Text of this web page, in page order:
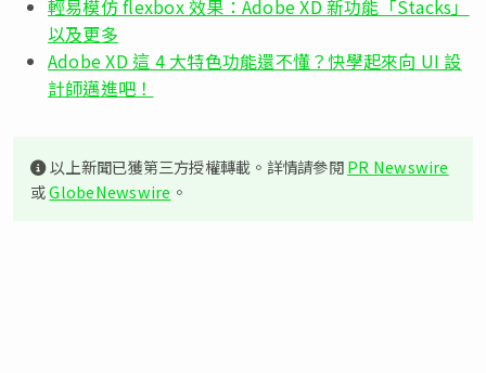
輕易模仿 flexbox 效果：Adobe XD 新功能「Stacks」
以及更多
Adobe XD 這 4 大特色功能還不懂？快學起來向 UI 設
計師邁進吧！
以上新聞已獲第三方授權轉載。詳情請參閱PR Newswire
或GlobeNewswire 。